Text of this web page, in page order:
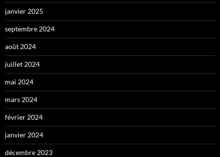
janvier 2025
septembre 2024
août 2024
juillet 2024
mai 2024
mars 2024
février 2024
janvier 2024
décembre 2023